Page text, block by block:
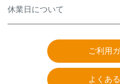
休業日について
ご利用
よくあ